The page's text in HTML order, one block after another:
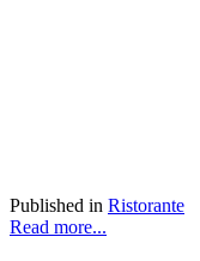
Published in Ristorante
Read more...